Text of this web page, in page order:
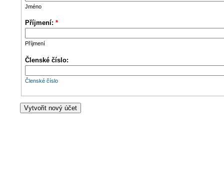
Jméno
Příjmení: *
Příjmení
Členské číslo:
Členské číslo